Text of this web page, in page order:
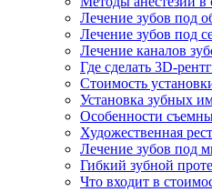
Лечение зубов под
Лечение зубов под
Лечение каналов
Где сделать 3D-
Стоимость
Установка зубных
Особенности
Художественная
Лечение зубов под
Гибкий зубной
Что входит в